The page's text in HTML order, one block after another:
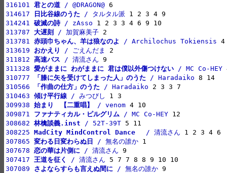
316101 君との道 / @DRAGON@
314617
日比谷線のうた / タルタル派
314241 破滅の詩 / zAsso
313787 大遅刻 / 加賀麻美子
313781 赤頭巾ちゃん、羊は狼なのよ / Archilochus Tokiensis
313619 おかえり / ごえんだま
311812 高速バス / 清流さん
311328 愛がままに わがままに 君は僕以外傷つけない / MC Co-HEY
310777
「膝に矢を受けてしまった人」のうた / Haradaiko
310566
「作曲の仕方」のうた / Haradaiko
310463 傾け平行線 / みつびし
309938 始まり　【二重唱】 / venom
309871 ファナティカル・ピルグリム / MC Co-HEY
308682 林檎談義.inst / 52T-39T
308225 MadCity MindControl Dance / 清流さん
307865 変わる日変わらぬ日 / 無名の誰か
307678 恋の華は片側に / 清流さん
307417 王道を征く / 清流さん
307089 さよならすらも言えぬ間に / 無名の誰か